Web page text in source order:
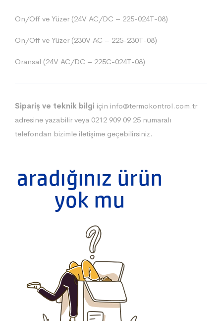
On/Off ve Yüzer (24V AC/DC – 225-024T-08)
On/Off ve Yüzer (230V AC – 225-230T-08)
Oransal (24V AC/DC – 225C-024T-08)
Sipariş ve teknik bilgi için info@termokontrol.com.tr
adresine yazabilir veya 0212 909 09 25 numaralı
telefondan bizimle iletişime geçebilirsiniz.